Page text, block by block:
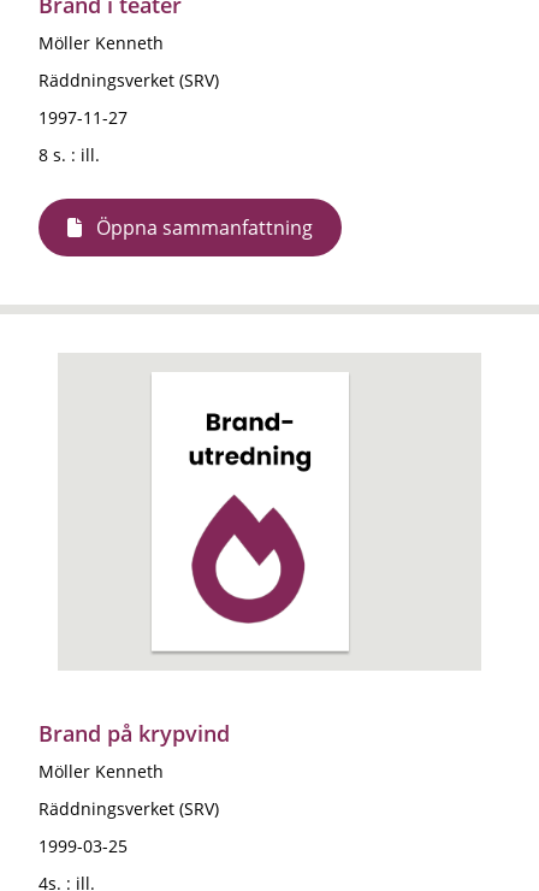
Möller Kenneth
Räddningsverket (SRV)
1997-11-27
8 s. : ill.
Öppna sammanfattning
Brand på krypvind
Möller Kenneth
Räddningsverket (SRV)
1999-03-25
4s. : ill.